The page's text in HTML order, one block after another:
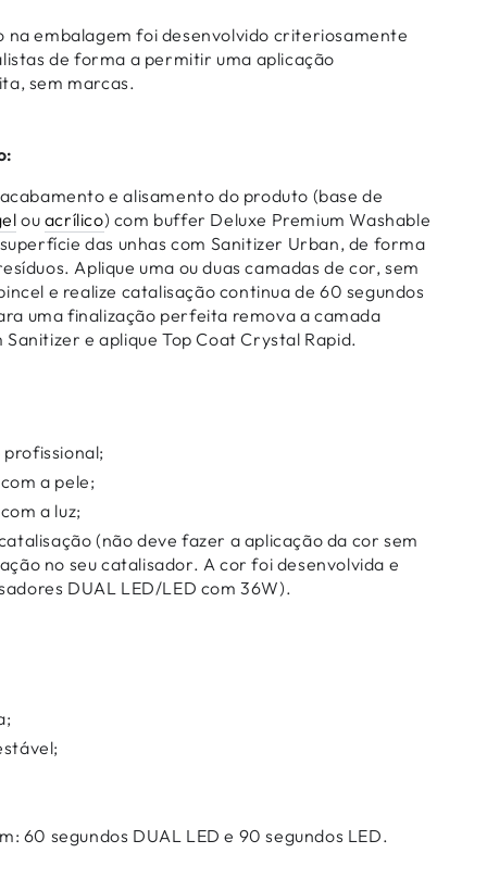
na embalagem foi desenvolvido criteriosamente
de forma a permitir uma aplicação
sem marcas.
e alisamento do produto (base de
ou acrílico) com buffer Deluxe Premium Washable
das unhas com Sanitizer Urban, de forma
Aplique uma ou duas camadas de cor, sem
e realize catalisação continua de 60 segundos
uma finalização perfeita remova a camada
e aplique Top Coat Crystal Rapid.
profissional;
a pele;
a luz;
(não deve fazer a aplicação da cor sem
no seu catalisador. A cor foi desenvolvida e
DUAL LED/LED com 36W).
60 segundos DUAL LED e 90 segundos LED.